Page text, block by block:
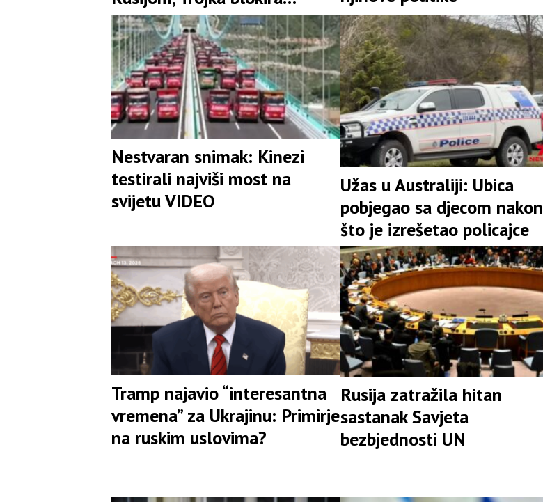
privrednike iz FBiH
Nestvaran snimak: Kinezi
testirali najviši most na
svijetu VIDEO
Užas u Australiji: Ubica
pobjegao sa djecom nakon
što je izrešetao policajce
Tramp najavio “interesantna
vremena” za Ukrajinu: Primirje
na ruskim uslovima?
Rusija zatražila hitan
sastanak Savjeta
bezbjednosti UN